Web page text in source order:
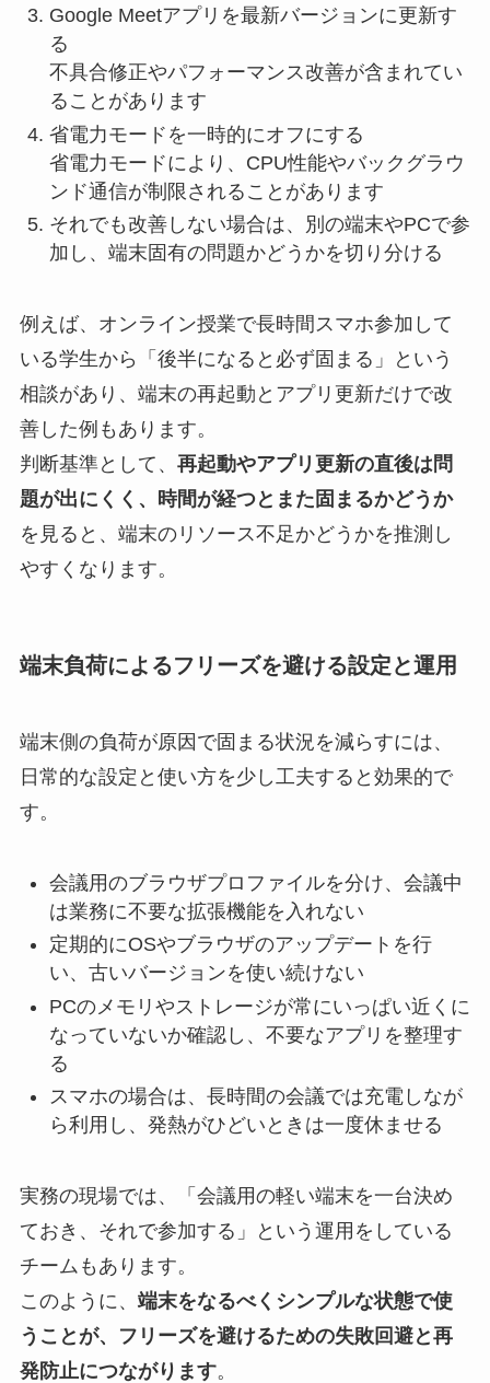
Google Meetアプリを最新バージョンに更新す
る
不具合修正やパフォーマンス改善が含まれてい
ることがあります
省電力モードを一時的にオフにする
省電力モードにより、CPU性能やバックグラウ
ンド通信が制限されることがあります
それでも改善しない場合は、別の端末やPCで参
加し、端末固有の問題かどうかを切り分ける
例えば、オンライン授業で長時間スマホ参加して
いる学生から「後半になると必ず固まる」という
相談があり、端末の再起動とアプリ更新だけで改
善した例もあります。
判断基準として、 再起動やアプリ更新の直後は問
題が出にくく、時間が経つとまた固まるかどうか
を見ると、端末のリソース不足かどうかを推測し
やすくなります。
端末負荷によるフリーズを避ける設定と運用
端末側の負荷が原因で固まる状況を減らすには、
日常的な設定と使い方を少し工夫すると効果的で
す。
会議用のブラウザプロファイルを分け、会議中
は業務に不要な拡張機能を入れない
定期的にOSやブラウザのアップデートを行
い、古いバージョンを使い続けない
PCのメモリやストレージが常にいっぱい近くに
なっていないか確認し、不要なアプリを整理す
る
スマホの場合は、長時間の会議では充電しなが
ら利用し、発熱がひどいときは一度休ませる
実務の現場では、「会議用の軽い端末を一台決め
ておき、それで参加する」という運用をしている
チームもあります。
このように、 端末をなるべくシンプルな状態で使
うことが、フリーズを避けるための失敗回避と再
発防止につながります。